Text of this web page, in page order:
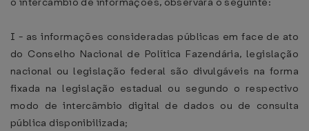
I - as informações consideradas públicas em face de ato
do Conselho Nacional de Política Fazendária, legislação
nacional ou legislação federal são divulgáveis na forma
fixada na legislação estadual ou segundo o respectivo
modo de intercâmbio digital de dados ou de consulta
pública disponibilizada;